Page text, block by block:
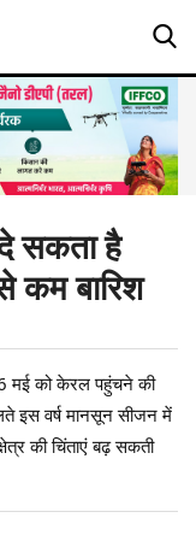
सकता है
बारिश
मई को केरल पहुंचने की
इस वर्ष मानसून सीजन में
की चिंताएं बढ़ सकती